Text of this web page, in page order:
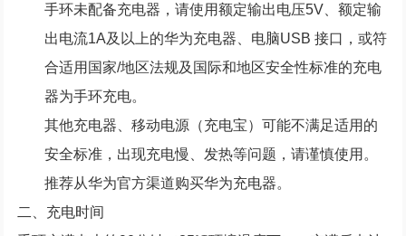
手环未配备充电器，请使用额定输出电压5V、额定输
出电流1A及以上的华为充电器、电脑USB 接口，或符
合适用国家/地区法规及国际和地区安全性标准的充电
器为手环充电。
其他充电器、移动电源（充电宝）可能不满足适用的
安全标准，出现充电慢、发热等问题，请谨慎使用。
推荐从华为官方渠道购买华为充电器。
二、充电时间